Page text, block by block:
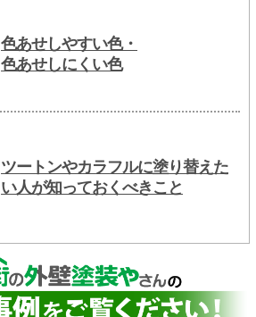
色あせしやすい色・
色あせしにくい色
ツートンやカラフルに塗り替えた
い人が知っておくべきこと